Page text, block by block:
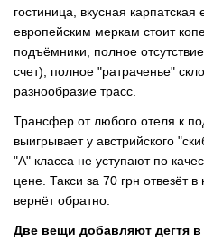
гостиница, вкусная
европейским меркам стоит
подъёмники, полное
счет), полное "ратраченье"
разнообразие трасс.
Трансфер от любого отеля к
выигрывает у австрийского
"А" класса не уступают по
цене. Такси за 70 грн отвезёт
вернёт обратно.
Две вещи добавляют дегтя